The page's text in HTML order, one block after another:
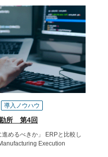
導入ノウハウ
勘所 第4回
めるべきか」 ERPと比較し
Execution